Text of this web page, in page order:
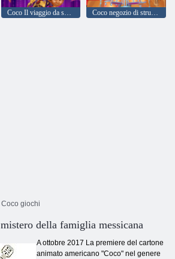
Coco Il viaggio da sogno Coco negozio di strumenti musicali
Coco giochi
mistero della famiglia messicana
A ottobre 2017 La premiere del cartone
animato americano "Coco" nel genere